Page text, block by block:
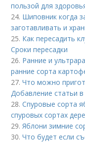
пользой для
24. Шиповник когда
заготавливать и
25. Как пересадить
Сроки пересадки
26. Ранние и
ранние сорта
27.Что можно
Добавление статьи
28.Спуровые сорта
спуровых сортах
29. Яблони зимние
30.Что будет если